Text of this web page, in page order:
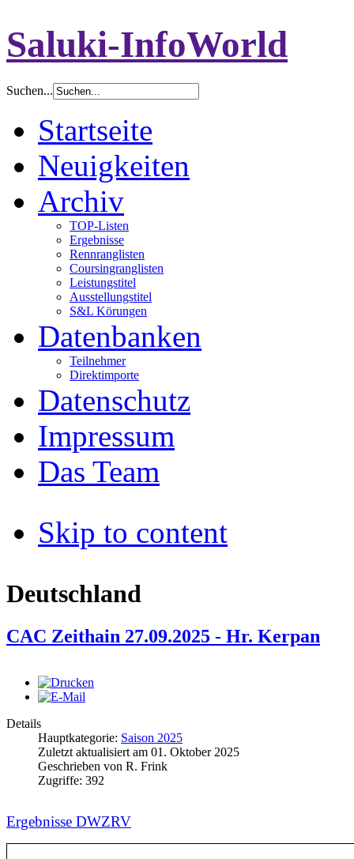
Saluki-InfoWorld
Suchen...
Startseite
Neuigkeiten
Archiv
TOP-Listen
Ergebnisse
Rennranglisten
Coursingranglisten
Leistungstitel
Ausstellungstitel
S&L Körungen
Datenbanken
Teilnehmer
Direktimporte
Datenschutz
Impressum
Das Team
Skip to content
Deutschland
CAC Zeithain 27.09.2025 - Hr. Kerpan
Details
Hauptkategorie: Saison 2025
Zuletzt aktualisiert am 01. Oktober 2025
Geschrieben von R. Frink
Zugriffe: 392
Ergebnisse DWZRV